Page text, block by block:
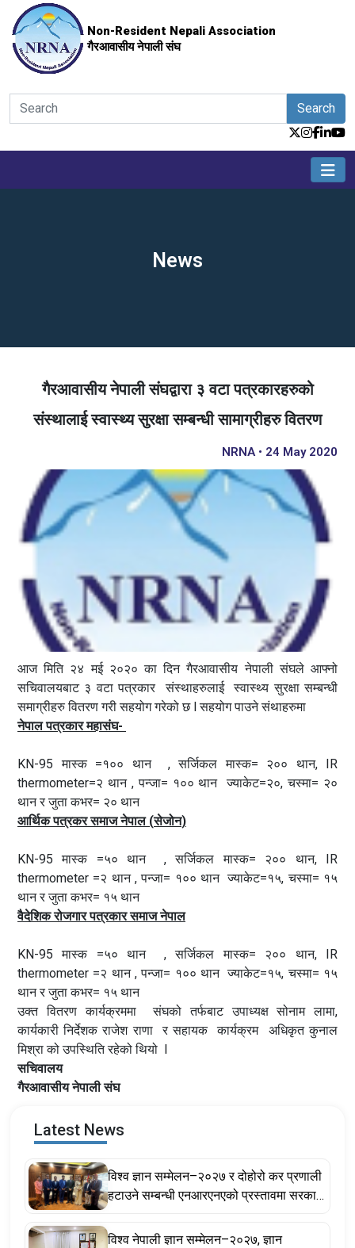
Non-Resident Nepali Association
गैरआवासीय नेपाली संघ
Search
News
गैरआवासीय नेपाली संघद्वारा ३ वटा पत्रकारहरुको
संस्थालाई स्वास्थ्य सुरक्षा सम्बन्धी सामाग्रीहरु वितरण
NRNA • 24 May 2020
आज मिति २४ मई २०२० का दिन गैरआवासीय नेपाली संघले आफ्नो
सचिवालयबाट ३ वटा पत्रकार संस्थाहरुलाई स्वास्थ्य सुरक्षा सम्बन्धी
समाग्रीहरु वितरण गरी सहयोग गरेको छ l सहयोग पाउने संथाहरुमा
नेपाल पत्रकार महासंघ-
KN-95 मास्क =१०० थान , सर्जिकल मास्क= २०० थान, IR
thermometer=२ थान , पन्जा= १०० थान ज्याकेट=२०, चस्मा= २०
थान र जुता कभर= २० थान
आर्थिक पत्रकर समाज नेपाल (सेजोन)
KN-95 मास्क =५० थान , सर्जिकल मास्क= २०० थान, IR
thermometer =२ थान , पन्जा= १०० थान ज्याकेट=१५, चस्मा= १५
थान र जुता कभर= १५ थान
वैदेशिक रोजगार पत्रकार समाज नेपाल
KN-95 मास्क =५० थान , सर्जिकल मास्क= २०० थान, IR
thermometer =२ थान , पन्जा= १०० थान ज्याकेट=१५, चस्मा= १५
थान र जुता कभर= १५ थान
उक्त वितरण कार्यक्रममा संघको तर्फबाट उपाध्यक्ष सोनाम लामा,
कार्यकारी निर्देशक राजेश राणा र सहायक कार्यक्रम अधिकृत कुनाल
मिश्रा को उपस्थिति रहेको थियो l
सचिवालय
गैरआवासीय नेपाली संघ
Latest News
विश्व ज्ञान सम्मेलन–२०२७ र दोहोरो कर प्रणाली
हटाउने सम्बन्धी एनआरएनएको प्रस्तावमा सरकार
विश्व नेपाली ज्ञान सम्मेलन–२०२७, ज्ञान